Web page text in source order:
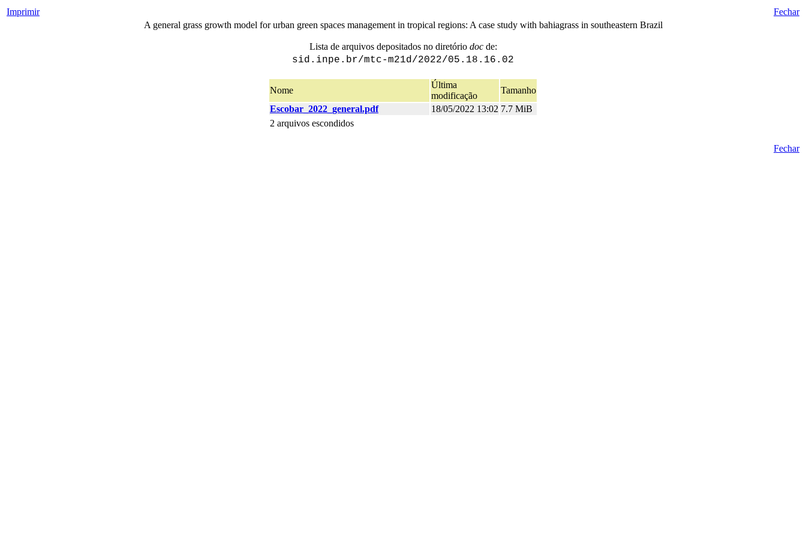
Imprimir
Fechar
A general grass growth model for urban green spaces management in tropical regions: A case study with bahiagrass in southeastern Brazil
Lista de arquivos depositados no diretório docde:
sid.inpe.br/mtc-m21d/2022/05.18.16.02
Nome
Última
modificação
Tamanho
Escobar_2022_general.pdf
18/05/2022 13:02 7.7 MiB
2 arquivos escondidos
Fechar